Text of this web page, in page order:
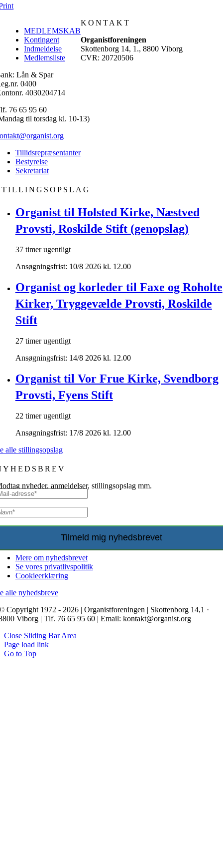
MEDLEMSKAB
Kontingent
Indmeldelse
Medlemsliste
KONTAKT
Organistforeningen
Skottenborg 14, 1., 8800 Viborg
CVR: 20720506
Lån & Spar
0400
4030204714
76 65 95 60
til torsdag kl. 10-13)
Tillidsrepræsentanter
Bestyrelse
Sekretariat
Organist til Holsted Kirke, Næstved
Provsti, Roskilde Stift (genopslag)
37 timer ugentligt
Ansøgningsfrist: 10/8 2026 kl. 12.00
Organist og korleder til Faxe og Roholte
Kirker, Tryggevælde Provsti, Roskilde
Stift
27 timer ugentligt
Ansøgningsfrist: 14/8 2026 kl. 12.00
Organist til Vor Frue Kirke, Svendborg
Provsti, Fyens Stift
22 timer ugentligt
Ansøgningsfrist: 17/8 2026 kl. 12.00
alle stillingsopslag
nyheder, anmeldelser, stillingsopslag mm.
Mere om nyhedsbrevet
Se vores privatlivspolitik
Cookieerklæring
alle nyhedsbreve
Copyright 1972 - 2026 | Organistforeningen | Skottenborg 14,1 ·
Viborg | Tlf. 76 65 95 60 | Email: kontakt@organist.org
Close Sliding Bar Area
Page load link
Go to Top